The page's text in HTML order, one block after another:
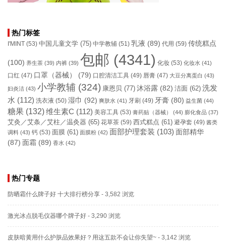
热门标签
I'MINT (53) 中国儿童文学 (75) 中学教辅 (51) 乳液 (89) 代用 (59) 传统糕点
(100) 养生茶 (39) 内裤 (39) 包邮 (4341) 化妆 (53) 化妆水 (41)
口红 (47) 口罩（器械） (79) 口腔清洁工具 (49) 唇膏 (47) 大豆分离蛋白 (43)
妇炎洁 (43) 小学教辅 (324) 康恩贝 (77) 沐浴露 (82) 洁面 (62) 洗发
水 (112) 洗衣液 (50) 湿巾 (92) 爽肤水 (41) 牙刷 (49) 牙膏 (80) 益生菌 (44)
糖果 (132)维生素C (112) 美容工具 (53) 膏药贴（器械） (44) 膨化食品 (37)
艾灸／艾条／艾柱／温灸器 (65) 花草茶 (59) 西式糕点 (61) 避孕套 (49) 酱类
调料 (43) 钙 (53) 面膜 (61) 面膜粉 (42) 面部护理套装 (103) 面部精华
(87) 面霜 (89) 香水 (42)
热门专题
防晒霜什么牌子好 十大排行榜分享 - 3,582 浏览
激光冰点脱毛仪器哪个牌子好 - 3,290 浏览
皮肤暗黄用什么护肤品效果好？用这五款不会让你失望~ - 3,142 浏览